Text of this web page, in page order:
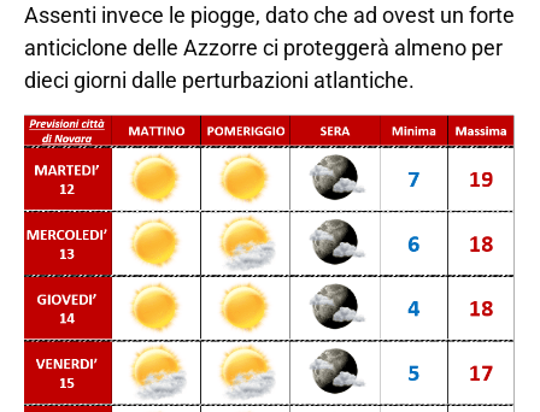
Assenti invece le piogge, dato che ad ovest un forte
anticiclone delle Azzorre ci proteggerà almeno per
dieci giorni dalle perturbazioni atlantiche.